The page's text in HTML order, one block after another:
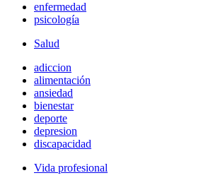
enfermedad
psicología
Salud
adiccion
alimentación
ansiedad
bienestar
deporte
depresion
discapacidad
Vida profesional